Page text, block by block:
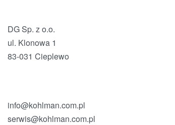
DG Sp. z o.o.
ul. Klonowa 1
83-031 Cieplewo
info@kohlman.com.pl
serwis@kohlman.com.pl